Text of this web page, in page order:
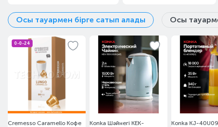
Осы тауармен бірге сатып алады Осы
0-0-24
Cremesso Caramello Кофе
Konka Шәйнегі KEK-
Konka KJ-40U09